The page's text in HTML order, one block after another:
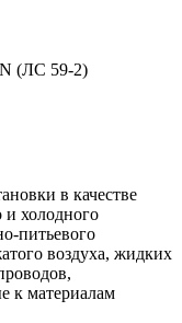
(ЛС 59-2)
в качестве
и холодного
питьевого
воздуха, жидких
к материалам